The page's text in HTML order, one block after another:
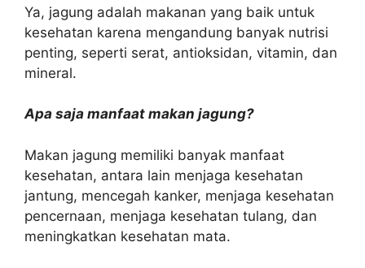
Ya, jagung adalah makanan yang baik untuk
kesehatan karena mengandung banyak nutrisi
penting, seperti serat, antioksidan, vitamin, dan
mineral.
Apa saja manfaat makan jagung?
Makan jagung memiliki banyak manfaat
kesehatan, antara lain menjaga kesehatan
jantung, mencegah kanker, menjaga kesehatan
pencernaan, menjaga kesehatan tulang, dan
meningkatkan kesehatan mata.